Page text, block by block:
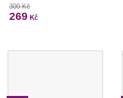
300 Kč
269 Kč